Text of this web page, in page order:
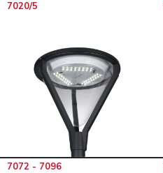
7020/5
7072 - 7096